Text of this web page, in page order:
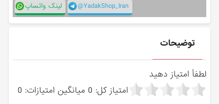
لینک واتساپ @YadakShop_Iran
توضیحات
لطفاً امتیاز دهید
امتیاز کل: 0 میانگین امتیازات: 0